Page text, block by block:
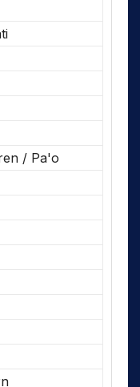
/ Pa'o